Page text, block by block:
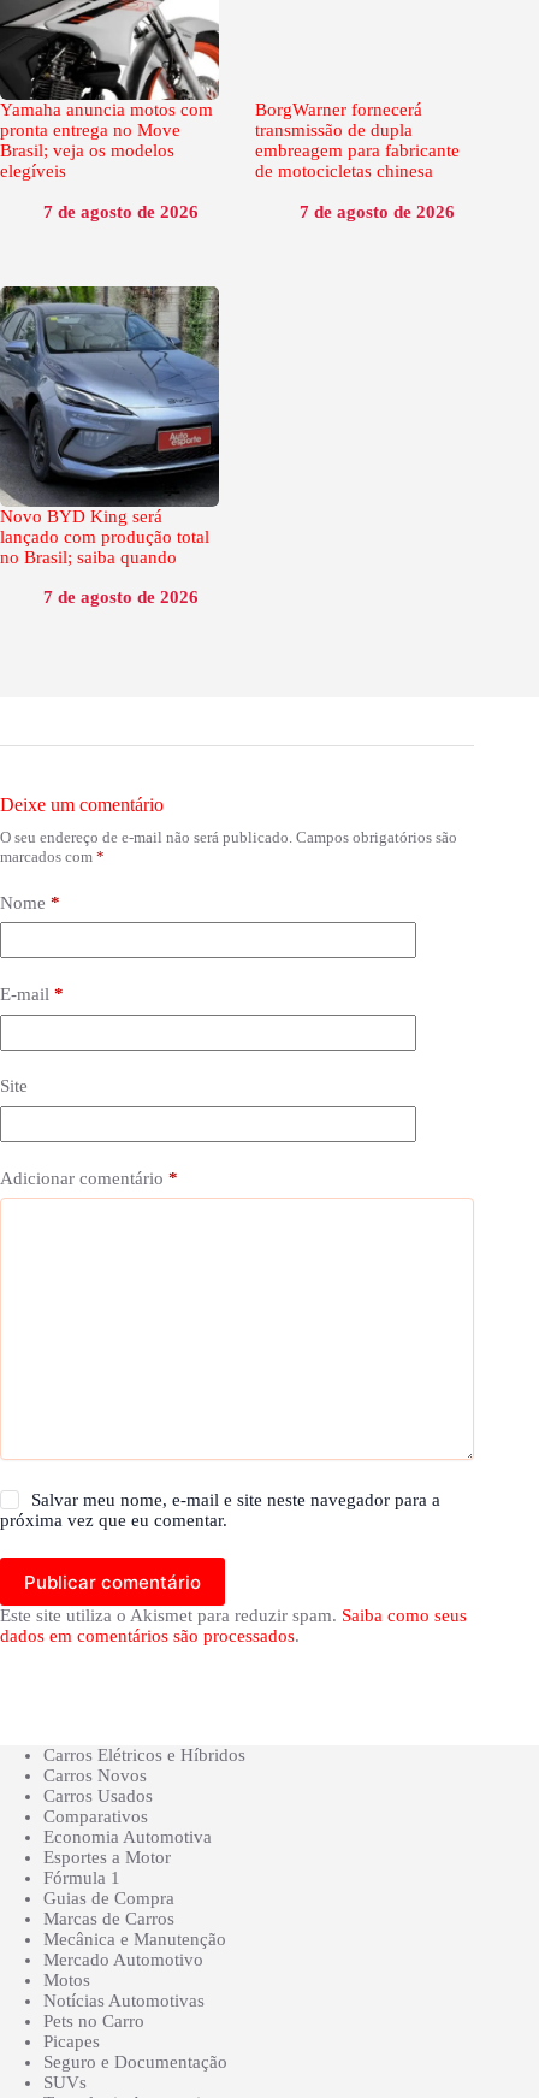
Yamaha anuncia motos com
pronta entrega no Move
Brasil; veja os modelos
elegíveis
7 de agosto de 2026
BorgWarner fornecerá
transmissão de dupla
embreagem para fabricante
de motocicletas chinesa
7 de agosto de 2026
Novo BYD King será
lançado com produção total
no Brasil; saiba quando
7 de agosto de 2026
Deixe um comentário
O seu endereço de e-mail não será publicado. Campos obrigatórios são
marcados com *
Nome *
E-mail *
Site
Adicionar comentário *
Salvar meu nome, e-mail e site neste navegador para a
próxima vez que eu comentar.
Publicar comentário
Este site utiliza o Akismet para reduzir spam. Saiba como seus
dados em comentários são processados.
Carros Elétricos e Híbridos
Carros Novos
Carros Usados
Comparativos
Economia Automotiva
Esportes a Motor
Fórmula 1
Guias de Compra
Marcas de Carros
Mecânica e Manutenção
Mercado Automotivo
Motos
Notícias Automotivas
Pets no Carro
Picapes
Seguro e Documentação
SUVs